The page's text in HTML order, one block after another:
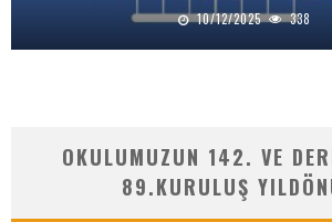
10/12/2025 338
OKULUMUZUN 142. VE
89.KURULUŞ